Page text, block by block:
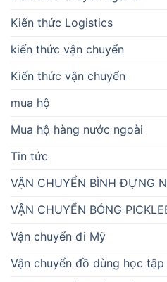
Kiến thức Logistics
kiến thức vận chuyển
Kiến thức vận chuyển
mua hộ
Mua hộ hàng nước ngoài
Tin tức
VẬN CHUYỂN BÌNH ĐỰNG
VẬN CHUYỂN BÓNG
Vận chuyển đi Mỹ
Vận chuyển đồ dùng học tập